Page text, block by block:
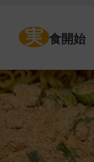
実 食開始